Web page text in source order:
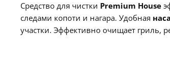
Средство для чистки Premium House
следами копоти и нагара. Удобная
участки. Эффективно очищает гриль,